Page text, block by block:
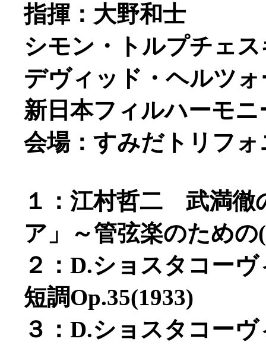
指揮：大野和士
シモン・トルプチェ
デヴィッド・ヘルツ
新日本フィルハーモニ
会場：すみだトリフ
１：江村哲二 武満徹
ア」～管弦楽のための
２：D.ショスタコー
短調Op.35(1933)
３：D.ショスタコー